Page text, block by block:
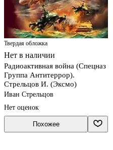
Твердая обложка
Нет в наличии
Радиоактивная война (Спецназ
Группа Антитеррор).
Стрельцов И. (Эксмо)
Иван Стрельцов
Нет оценок
Похожее